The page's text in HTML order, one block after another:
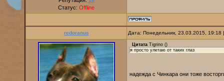
Статус: Offline
redoranus Дата: Понедельник, 23.03.2015,
Цитата Tigrino ()
я просто улетаю от таких глаз
надежда с Чинкара они тоже